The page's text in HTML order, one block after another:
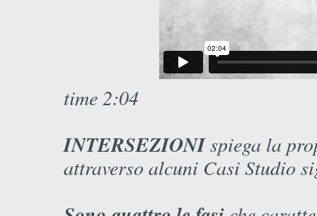
time 2:04
INTERSEZIONIspiega la
attraverso alcuni Casi Studio